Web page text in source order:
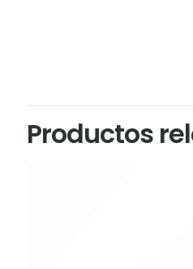
Productos